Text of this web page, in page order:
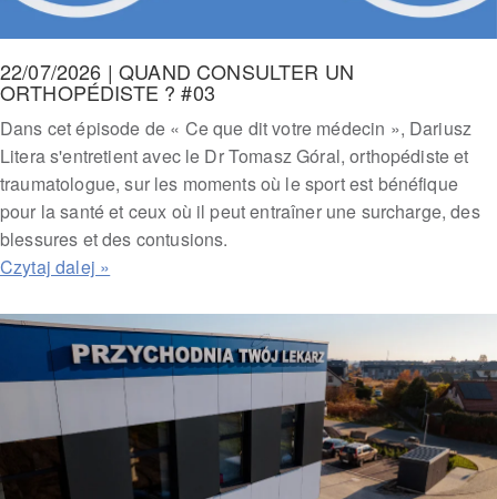
22/07/2026 | QUAND CONSULTER UN
ORTHOPÉDISTE ? #03
Dans cet épisode de « Ce que dit votre médecin », Dariusz
Litera s'entretient avec le Dr Tomasz Góral, orthopédiste et
traumatologue, sur les moments où le sport est bénéfique
pour la santé et ceux où il peut entraîner une surcharge, des
blessures et des contusions.